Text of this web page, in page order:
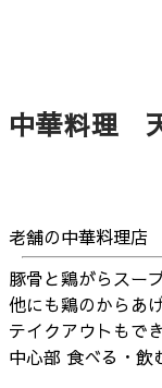
中華料理
老舗の中華料理店
豚骨と鶏がらスー
他にも鶏のからあ
テイクアウトもで
中心部 食べる・飲